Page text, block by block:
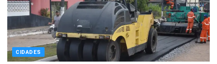
CIDADES